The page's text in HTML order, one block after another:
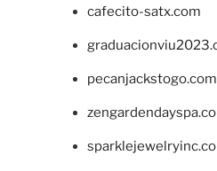
cafecito-satx.com
pecanjackstogo.com